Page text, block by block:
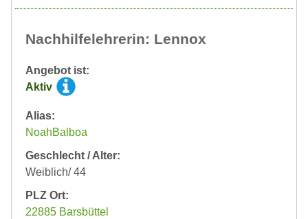
Nachhilfelehrerin: Lennox
Angebot ist:
Aktiv
Alias:
NoahBalboa
Geschlecht / Alter:
Weiblich/ 44
PLZ Ort:
22885 Barsbüttel